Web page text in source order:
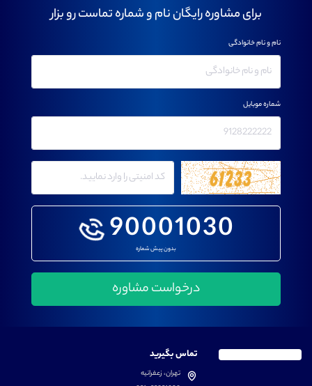
برای مشاوره رایگان نام و شماره تماست رو بزار
90001030
بدون پیش شماره
نام و نام خانوادگی
شماره موبایل
تماس بگیرید
تهران، زعفرانیه